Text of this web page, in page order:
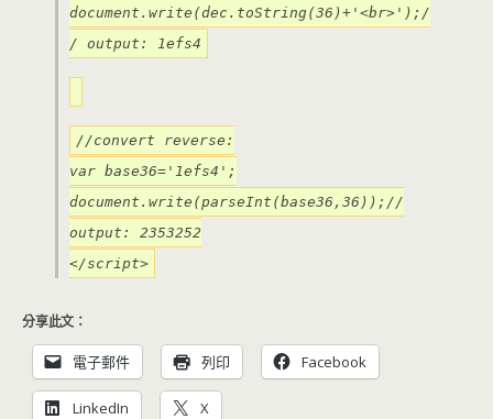
document.write(dec.toString(36)+'<br>');/
/ output: 1efs4
//convert reverse:
var base36='1efs4';
document.write(parseInt(base36,36));//
output: 2353252
</script>
分享此文：
電子郵件 列印 Facebook
LinkedIn X